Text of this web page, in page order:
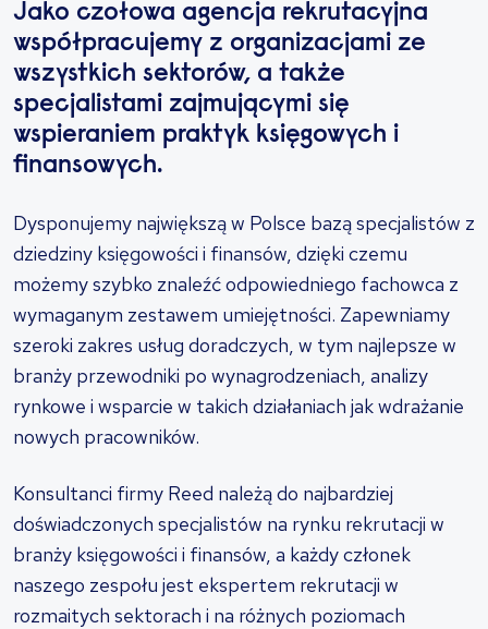
Jako czołowa agencja rekrutacyjna
współpracujemy z organizacjami ze
wszystkich sektorów, a także
specjalistami zajmującymi się
wspieraniem praktyk księgowych i
finansowych.
Dysponujemy największą w Polsce bazą specjalistów z
dziedziny księgowości i finansów, dzięki czemu
możemy szybko znaleźć odpowiedniego fachowca z
wymaganym zestawem umiejętności. Zapewniamy
szeroki zakres usług doradczych, w tym najlepsze w
branży przewodniki po wynagrodzeniach, analizy
rynkowe i wsparcie w takich działaniach jak wdrażanie
nowych pracowników.
Konsultanci firmy Reed należą do najbardziej
doświadczonych specjalistów na rynku rekrutacji w
branży księgowości i finansów, a każdy członek
naszego zespołu jest ekspertem rekrutacji w
rozmaitych sektorach i na różnych poziomach